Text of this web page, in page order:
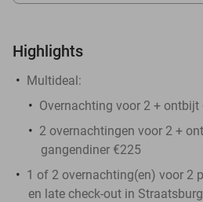
Highlights
Multideal:
Overnachting voor 2 +
2 overnachtingen voor 2 +
gangendiner €225
1 of 2 overnachting(en) voor 2
en late check-out in Straatsburg